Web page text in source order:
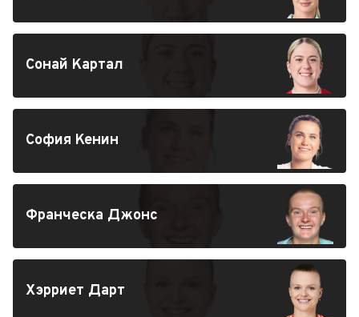
Сонай Картал
София Кенин
Франческа Джонс
Хэрриет Дарт